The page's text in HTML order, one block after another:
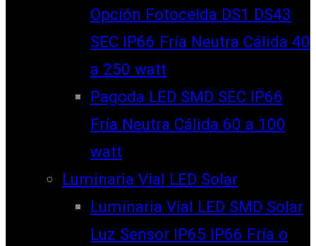
Opción Fotocelda DS1 DS43
SEC IP66 Fría Neutra Cálida 40
a 250 watt
Pagoda LED SMD SEC IP66
Fría Neutra Cálida 60 a 100
watt
Luminaria Vial LED Solar
Luminaria Vial LED SMD Solar
Luz Sensor IP65 IP66 Fría o